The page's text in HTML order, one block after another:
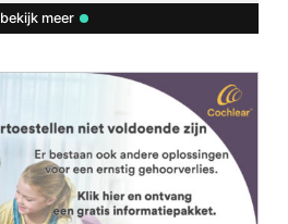
bekijk meer